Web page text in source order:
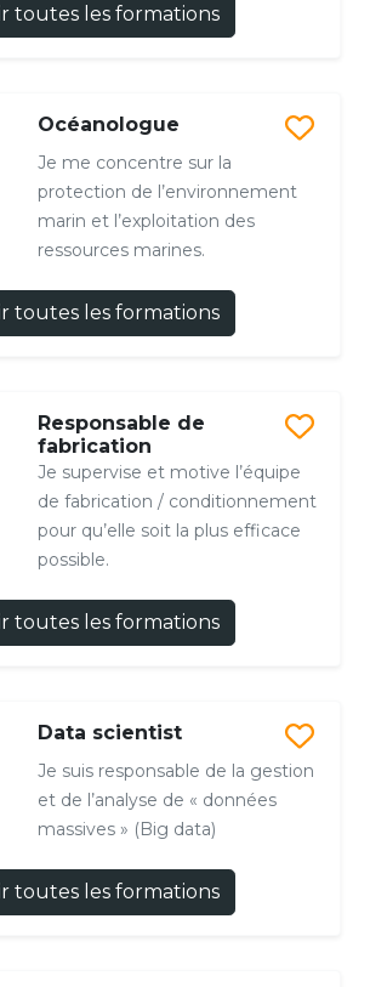
toutes les formations
Océanologue
Je me concentre sur la
protection de l’environnement
marin et l’exploitation des
ressources marines.
toutes les formations
Responsable de
fabrication
Je supervise et motive l’équipe
de fabrication / conditionnement
pour qu’elle soit la plus efficace
possible.
toutes les formations
Data scientist
Je suis responsable de la gestion
et de l’analyse de « données
massives » (Big data)
toutes les formations